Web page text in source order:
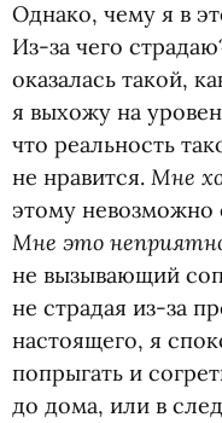
Однако, чему я в
Из-за чего
оказалась такой,
я выхожу на
что реальность
не нравится. Мне
этому невозможно
Мне это
не вызывающий
не страдая из-за
настоящего, я
попрыгать и
до дома, или в